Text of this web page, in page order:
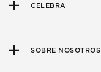
CELEBRA
SOBRE NOSOTROS